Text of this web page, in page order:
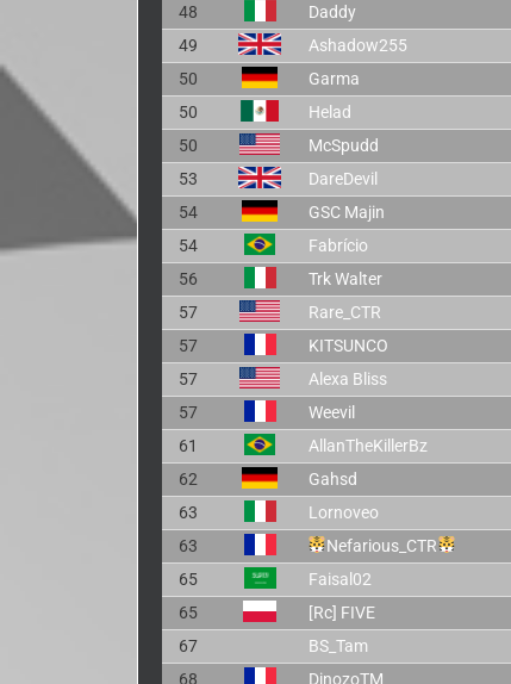
48
Daddy
49
Ashadow255
50
Garma
50
Helad
50
McSpudd
53
DareDevil
54
GSC Majin
54
Fabrício
56
Trk Walter
57
Rare_CTR
57
KITSUNCO
57
Alexa Bliss
57
Weevil
61
AllanTheKillerBz
62
Gahsd
63
Lornoveo
63
Nefarious_CTR
65
Faisal02
65
[Rc] FIVE
67
BS_Tam
68
DinozoTM